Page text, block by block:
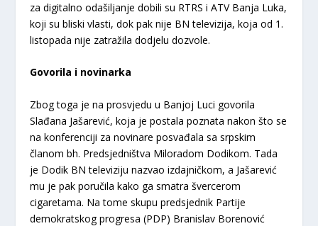
za digitalno odašiljanje dobili su RTRS i ATV Banja Luka,
koji su bliski vlasti, dok pak nije BN televizija, koja od 1.
listopada nije zatražila dodjelu dozvole.
Govorila i novinarka
Zbog toga je na prosvjedu u Banjoj Luci govorila
Slađana Jašarević, koja je postala poznata nakon što se
na konferenciji za novinare posvađala sa srpskim
članom bh. Predsjedništva Miloradom Dodikom. Tada
je Dodik BN televiziju nazvao izdajničkom, a Jašarević
mu je pak poručila kako ga smatra švercerom
cigaretama. Na tome skupu predsjednik Partije
demokratskog progresa (PDP) Branislav Borenović